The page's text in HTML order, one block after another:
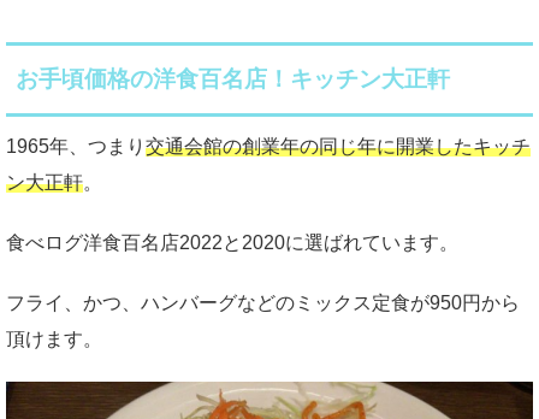
お手頃価格の洋食百名店！キッチン大正軒
1965年、つまり 交通会館の創業年の同じ年に開業したキッチ
ン大正軒。
食べログ洋食百名店2022と2020に選ばれています。
フライ、かつ、ハンバーグなどのミックス定食が950円から
頂けます。